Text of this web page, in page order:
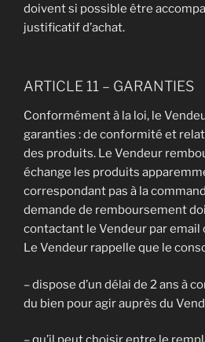
doivent si possible être
justificatif d’achat.
ARTICLE 11 – GARANTIES
Conformément à la loi, le
garanties : de conformité et
des produits. Le Vendeur
échange les produits
correspondant pas à la
demande de remboursement
contactant le Vendeur par email
Le Vendeur rappelle que le
– dispose d’un délai de 2 ans à
du bien pour agir auprès du